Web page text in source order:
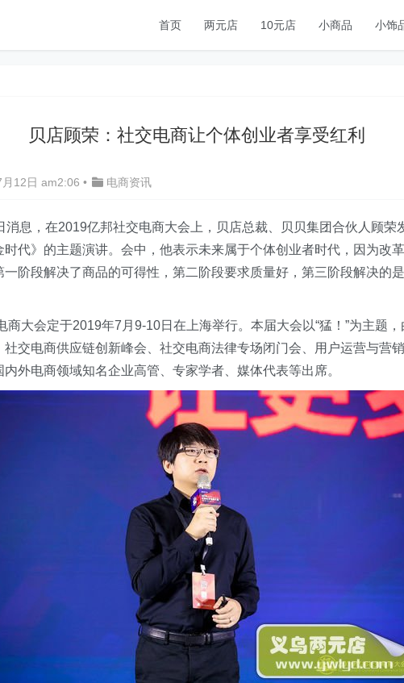
首页 两元店 10元店 小商品 小饰
贝店顾荣：社交电商让个体创业者享受红利
12日 am2:06 • 电商资讯
消息，在2019亿邦社交电商大会上，贝店总裁、贝贝集团合伙人顾荣
代》的主题演讲。会中，他表示未来属于个体创业者时代，因为改
阶段解决了商品的可得性，第二阶段要求质量好，第三阶段解决的
商大会定于2019年7月9-10日在上海举行。本届大会以“猛！”为主题
交电商供应链创新峰会、社交电商法律专场闭门会、用户运营与营
外电商领域知名企业高管、专家学者、媒体代表等出席。